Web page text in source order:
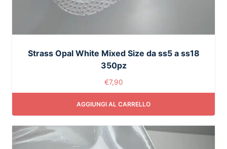
Strass Opal White Mixed Size da ss5 a ss18
350pz
€7,90
AGGIUNGI AL CARRELLO